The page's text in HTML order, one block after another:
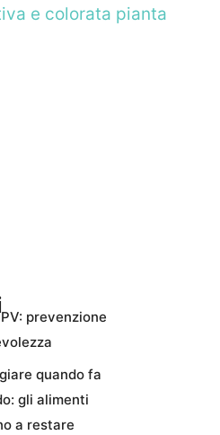
e colorata pianta
prevenzione
quando fa
gli alimenti
a restare